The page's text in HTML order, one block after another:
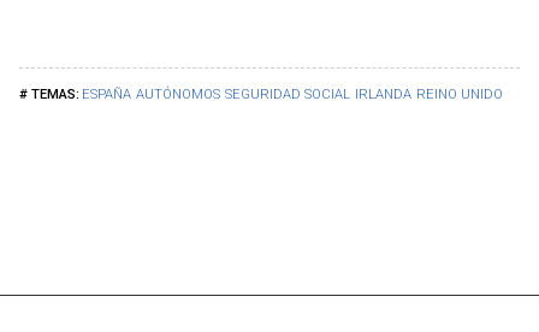
ESPAÑA AUTÓNOMOS SEGURIDAD SOCIAL IRLANDA REINO UNIDO